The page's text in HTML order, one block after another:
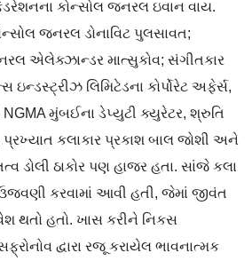
કોન્સોલ જનરલ ઇવાન વાય.
જનરલ ડોનાવિટ પુલસાવત;
એલેક્ઝાન્ડર માત્સુકોવ; સંગીતકાર
ઇન્ડસ્ટ્રીઝ લિમિટેડના કોર્પોરેટ અફેર્સ,
મુંબઈના ડેપ્યુટી ક્યુરેટર, શ્રુતિ
કલાકાર પ્રકાશ બાલ જોશી અને
ડોલી ઠાકોર પણ હાજર હતા. સાંજે કલા
કરવામાં આવી હતી, જેમાં જીવંત
થતો હતો. ખાસ કરીને નિકસ
દ્વારા રજૂ કરાયેલ ભાવનાત્મક